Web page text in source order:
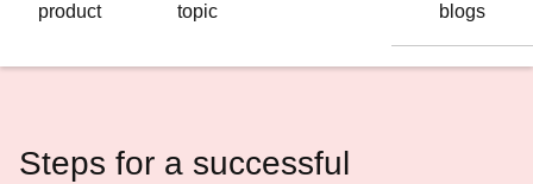
product
topic
blogs
Steps for a successful